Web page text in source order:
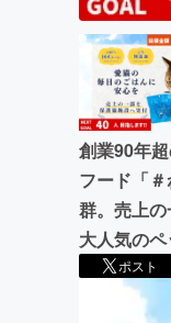
創業90年
フード「
群。売上
大人気のペ
ポスト